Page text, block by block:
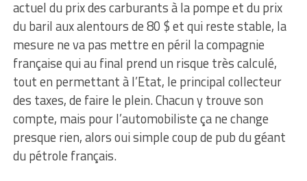
actuel du prix des carburants à la pompe et du prix
du baril aux alentours de 80 $ et qui reste stable, la
mesure ne va pas mettre en péril la compagnie
française qui au final prend un risque très calculé,
tout en permettant à l’Etat, le principal collecteur
des taxes, de faire le plein. Chacun y trouve son
compte, mais pour l’automobiliste ça ne change
presque rien, alors oui simple coup de pub du géant
du pétrole français.